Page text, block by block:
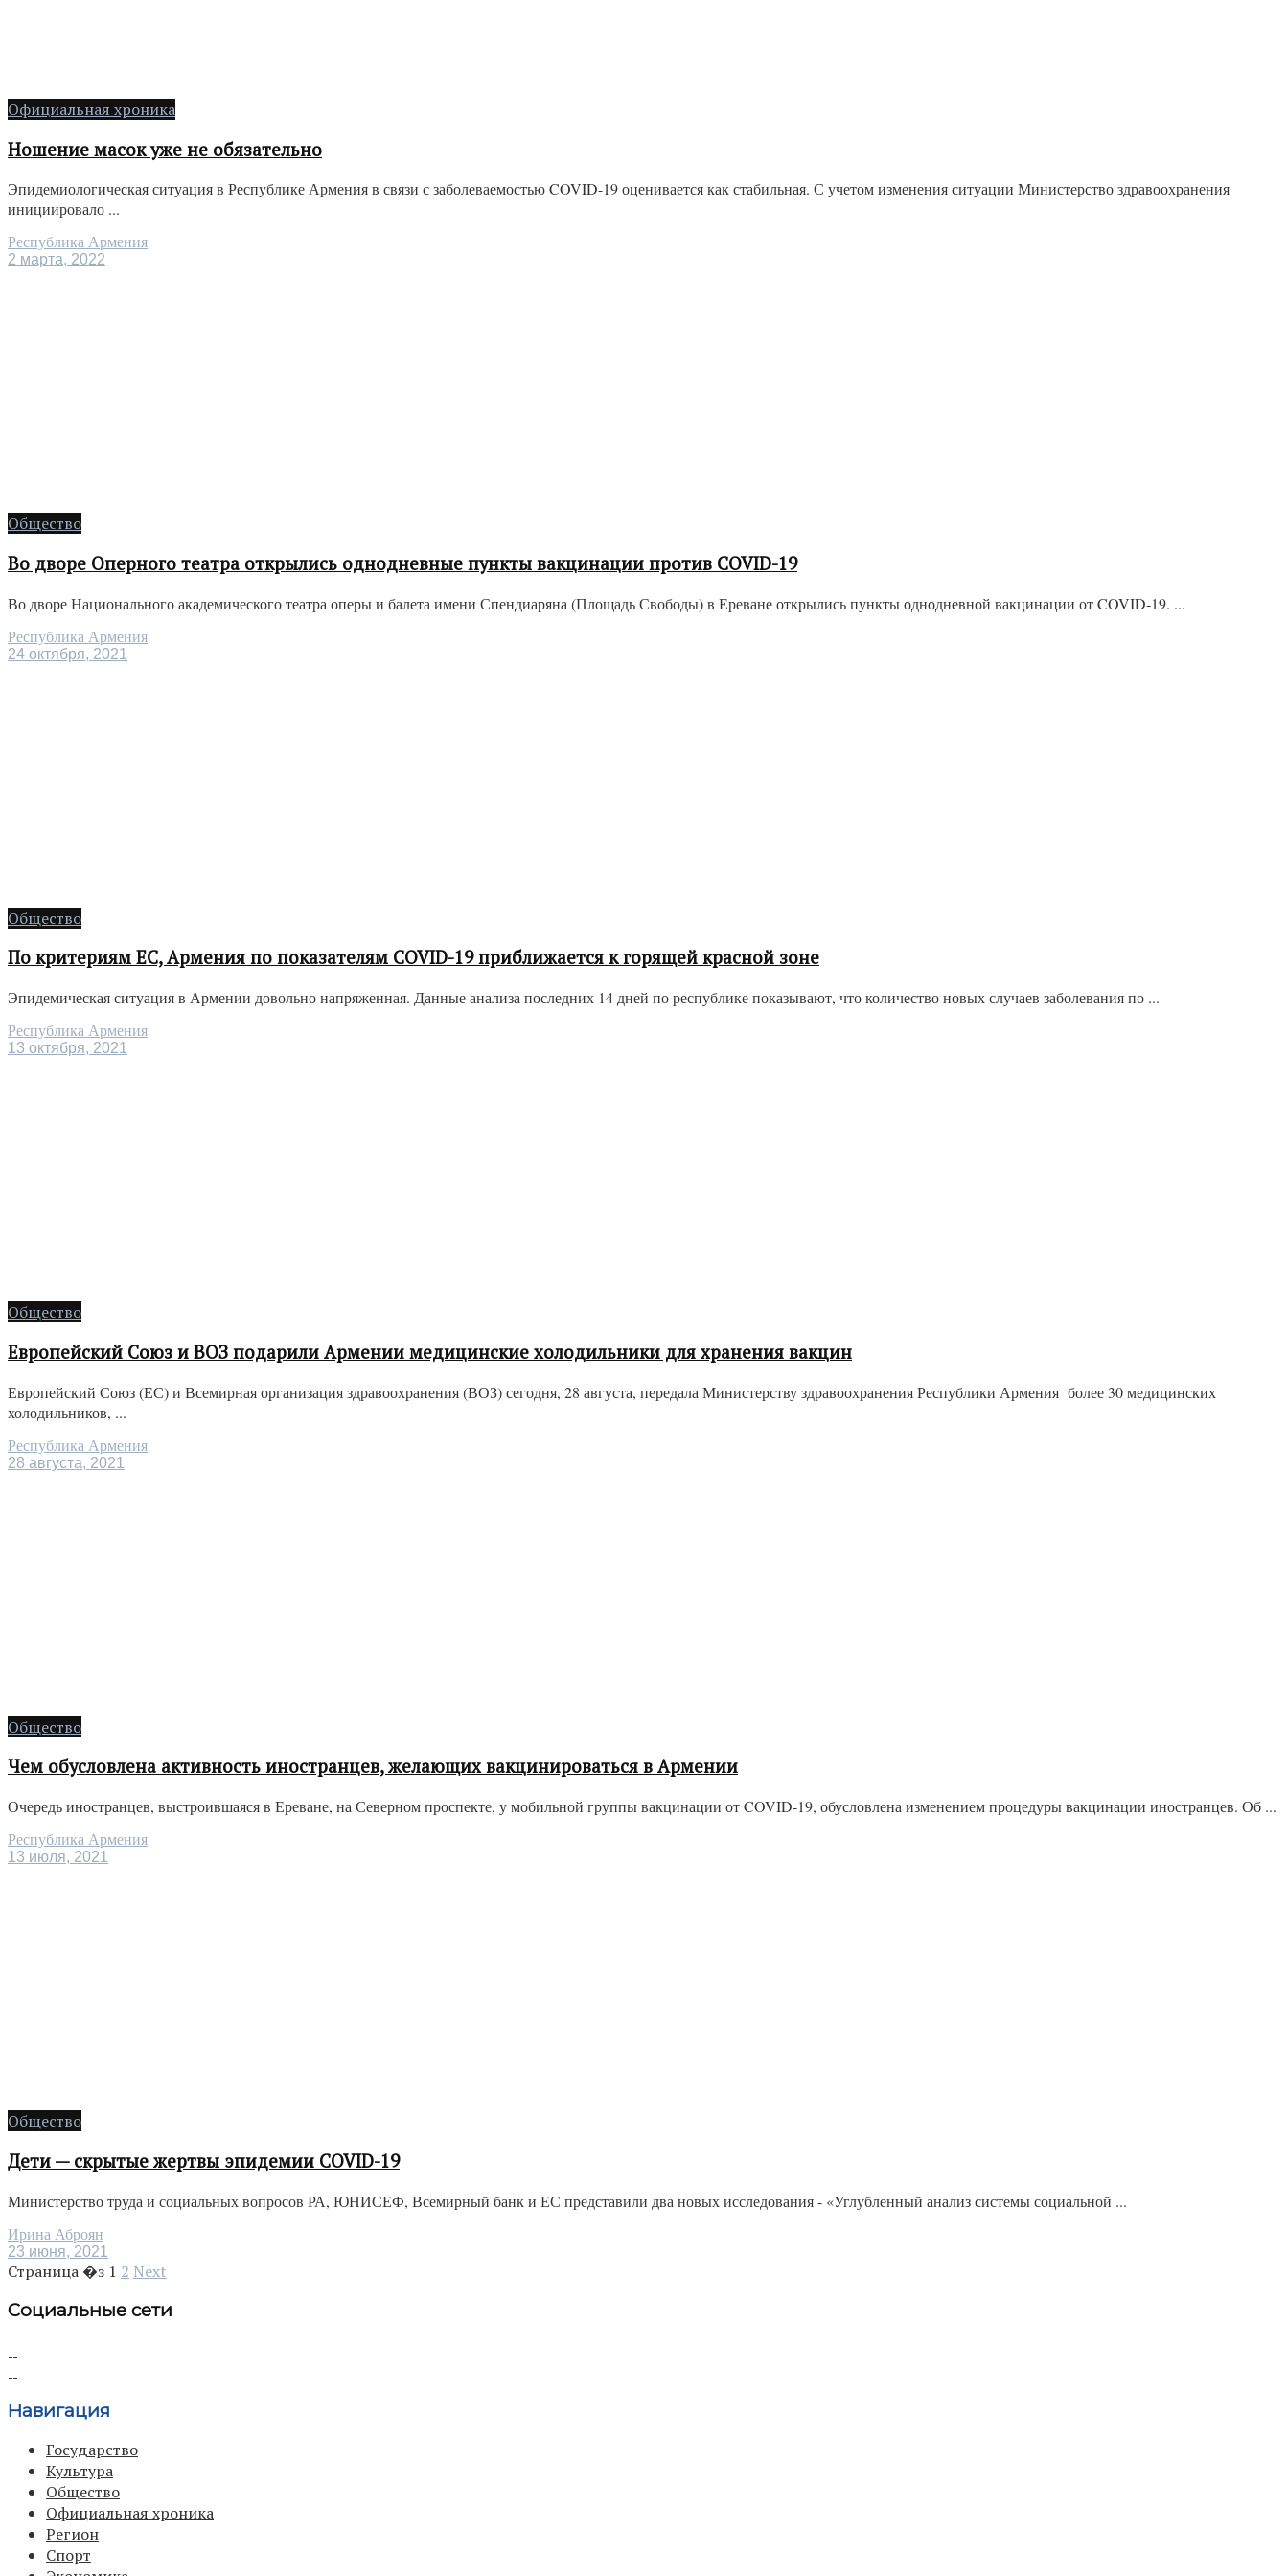
Официальная хроника
Ношение масок уже не обязательно
Эпидемиологическая ситуация в Республике Армения в связи с заболеваемостью COVID-19 оценивается как стабильная. С учетом изменения ситуации Министерство здравоохранения
инициировало ...
Республика Армения
2 марта, 2022
Общество
Во дворе Оперного театра открылись однодневные пункты вакцинации против COVID-19
Во дворе Национального академического театра оперы и балета имени Спендиаряна (Площадь Свободы) в Ереване открылись пункты однодневной вакцинации от COVID-19. ...
Республика Армения
24 октября, 2021
Общество
По критериям ЕС, Армения по показателям COVID-19 приближается к горящей красной зоне
Эпидемическая ситуация в Армении довольно напряженная. Данные анализа последних 14 дней по республике показывают, что количество новых случаев заболевания по ...
Республика Армения
13 октября, 2021
Общество
Европейский Союз и ВОЗ подарили Армении медицинские холодильники для хранения вакцин
Европейский Союз (ЕС) и Всемирная организация здравоохранения (ВОЗ) сегодня, 28 августа, передала Министерству здравоохранения Республики Армения более 30 медицинских
холодильников, ...
Республика Армения
28 августа, 2021
Общество
Чем обусловлена активность иностранцев, желающих вакцинироваться в Армении
Очередь иностранцев, выстроившаяся в Ереване, на Северном проспекте, у мобильной группы вакцинации от COVID-19, обусловлена изменением процедуры вакцинации иностранцев. Об ...
Республика Армения
13 июля, 2021
Общество
Дети — скрытые жертвы эпидемии COVID-19
Министерство труда и социальных вопросов РА, ЮНИСЕФ, Всемирный банк и ЕС представили два новых исследования - «Углубленный анализ системы социальной ...
Ирина Аброян
23 июня, 2021
Страница �з 1 2 Next
Социальные сети
Навигация
Государство
Культура
Общество
Официальная хроника
Регион
Спорт